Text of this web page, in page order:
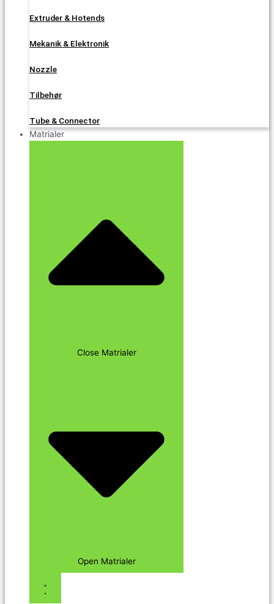
Extruder & Hotends
Mekanik & Elektronik
Nozzle
Tilbehør
Tube & Connector
Matrialer
Close Matrialer
Open Matrialer